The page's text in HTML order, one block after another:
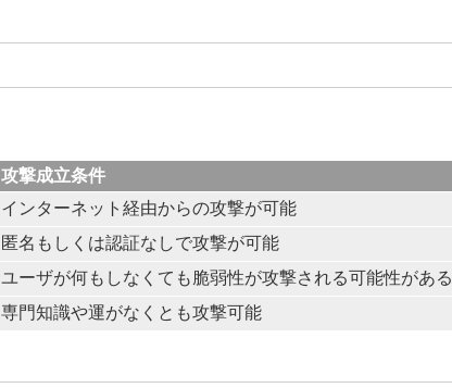
攻撃成立条件
インターネット経由からの攻撃が可能
匿名もしくは認証なしで攻撃が可能
ユーザが何もしなくても脆弱性が攻撃される可能性がある
専門知識や運がなくとも攻撃可能